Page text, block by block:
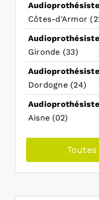
Côtes-d'Armor
Gironde (33)
Dordogne (24)
Aisne (02)